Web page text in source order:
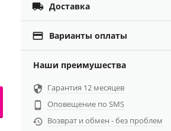
 Доставка
 Варианты оплаты
Наши преимушества
 Гарантия 12 месяцев

Оповещение по SMS
 Возврат и обмен - без проблем